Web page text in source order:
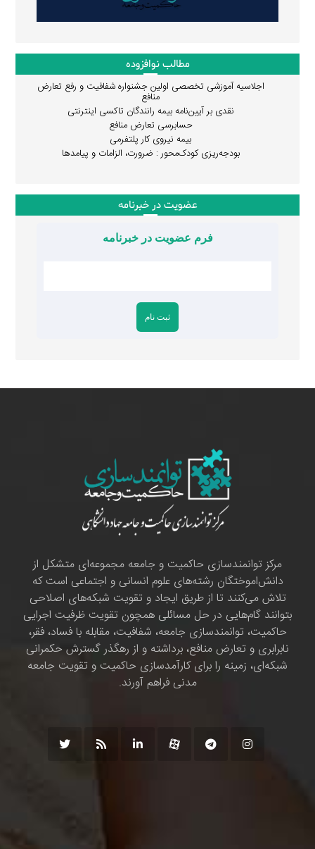
مطالب نوافزوده
اجلاسیه آموزشی تخصصی اولین جشنواره شفافیت و رفع تعارض
منافع
نقدی بر آیین‌نامه بیمه رانندگان تاکسی اینترنتی
حسابرسی تعارض منافع
بیمه نیروی کار پلتفرمی
بودجه‌ریزی کودک‌محور : ضرورت، الزامات و پیامدها
عضویت در خبرنامه
فرم عضویت در خبرنامه
مرکز توانمندسازی حاکمیت و جامعه مجموعه‌ای متشکل از
دانش‌اموختگان رشته‌های علوم انسانی و اجتماعی است که
تلاش می‌کنند تا از طریق ایجاد و تقویت شبکه‌های اصلاحی
بتوانند گام‌هایی در حل مسائلی همچون تقویت ظرفیت اجرایی
حاکمیت، توانمندسازی جامعه، شفافیت، مقابله با فساد، فقر،
نابرابری و تعارض منافع، برداشته و از رهگذر گسترش حکمرانی
شبکه‌ای، زمینه را برای کارآمدسازی حاکمیت و تقویت جامعه
مدنی فراهم آورند.